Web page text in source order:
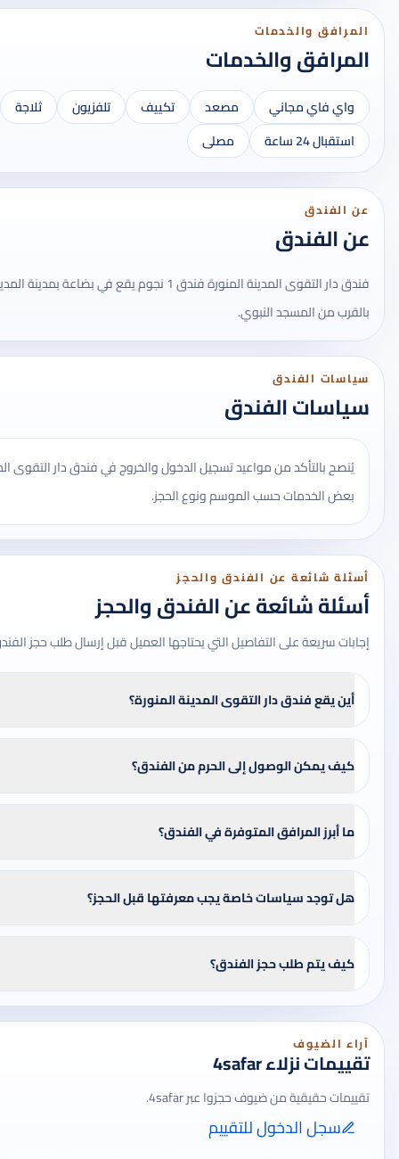
المرافق والخدمات
المرافق والخدمات
واي فاي مجاني مصعد تكييف تلفزيون
ثلاجة
استقبال 24 ساعة
مصلى
عن الفندق
عن الفندق
فندق دار التقوى المدينة المنورة فندق 1 نجوم يقع
بالقرب من المسجد النبوي.
سياسات الفندق
سياسات الفندق
يُنصح بالتأكد من مواعيد تسجيل الدخول والخروج في فندق دار التقوى
بعض الخدمات حسب الموسم ونوع الحجز.
أسئلة شائعة عن الفندق والحجز
أسئلة شائعة عن الفندق والحجز
إجابات سريعة على التفاصيل التي يحتاجها العميل قبل إرسال طلب حجز
أين يقع فندق دار التقوى المدينة المنورة؟
كيف يمكن الوصول إلى الحرم من الفندق؟
ما أبرز المرافق المتوفرة في الفندق؟
هل توجد سياسات خاصة يجب معرفتها قبل الحجز؟
كيف يتم طلب حجز الفندق؟
آراء الضيوف
تقييمات نزلاء 4safar
تقييمات حقيقية من ضيوف حجزوا عبر 4safar.
سجل الدخول للتقييم